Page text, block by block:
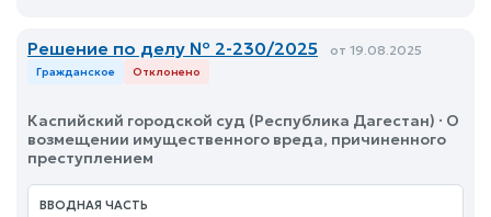
Решение по делу № 2-230/2025 от 19.08.2025
Гражданское Отклонено
Каспийский городской суд (Республика Дагестан) · О
возмещении имущественного вреда, причиненного
преступлением
ВВОДНАЯ ЧАСТЬ